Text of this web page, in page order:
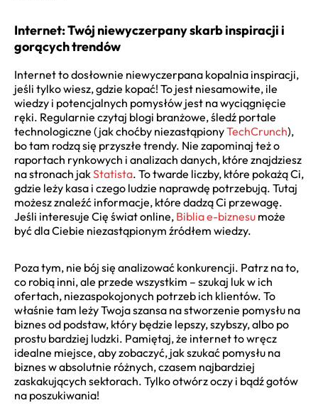
Internet: Twój niewyczerpany skarb inspiracji i
gorących trendów
Internet to dosłownie niewyczerpana kopalnia inspiracji,
jeśli tylko wiesz, gdzie kopać! To jest niesamowite, ile
wiedzy i potencjalnych pomysłów jest na wyciągnięcie
ręki. Regularnie czytaj blogi branżowe, śledź portale
technologiczne (jak choćby niezastąpionyTechCrunch),
bo tam rodzą się przyszłe trendy. Nie zapominaj też o
raportach rynkowych i analizach danych, które znajdziesz
na stronach jakStatista. To twarde liczby, które pokażą Ci,
gdzie leży kasa i czego ludzie naprawdę potrzebują. Tutaj
możesz znaleźć informacje, które dadzą Ci przewagę.
Jeśli interesuje Cię świat online, Biblia e-biznesu może
być dla Ciebie niezastąpionym źródłem wiedzy.
Poza tym, nie bój się analizować konkurencji. Patrz na to,
co robią inni, ale przede wszystkim – szukaj luk w ich
ofertach, niezaspokojonych potrzeb ich klientów. To
właśnie tam leży Twoja szansa na stworzenie pomysłu na
biznes od podstaw, który będzie lepszy, szybszy, albo po
prostu bardziej ludzki. Pamiętaj, że internet to wręcz
idealne miejsce, aby zobaczyć, jak szukać pomysłu na
biznes w absolutnie różnych, czasem najbardziej
zaskakujących sektorach. Tylko otwórz oczy i bądź gotów
na poszukiwania!